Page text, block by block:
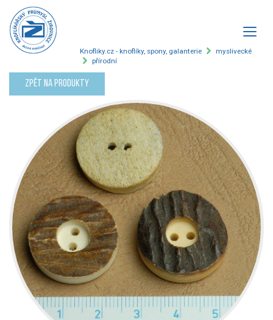
Knofliky.cz - knoflíky, spony, galanterie
myslivecké
přírodní
Zpět na produkty